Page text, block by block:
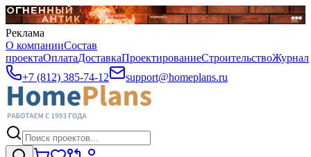
Реклама
О компанииСостав
проектаОплатаДоставкаПроектированиеСтроительствоЖурнал
+7 (812) 385-74-12
support@homeplans.ru